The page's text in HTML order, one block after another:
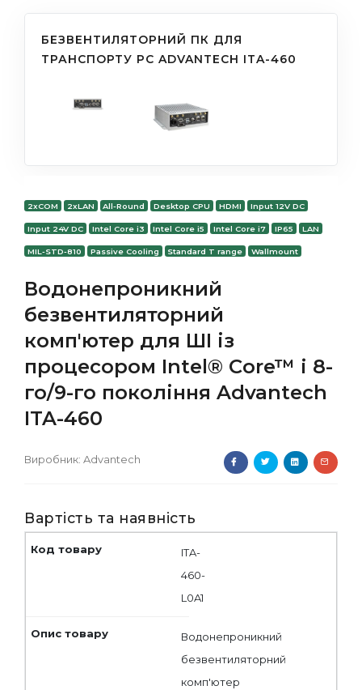
БЕЗВЕНТИЛЯТОРНИЙ ПК ДЛЯ
ТРАНСПОРТУ PC ADVANTECH ITA-460
2xCOM 2xLAN All-Round Desktop CPU HDMI Input 12V DC
Input 24V DC Intel Core i3 Intel Core i5 Intel Core i7 IP65 LAN
MIL-STD-810 Passive Cooling Standard T range Wallmount
Водонепроникний
безвентиляторний
комп'ютер для ШІ із
процесором Intel® Core™ i 8-
го/9-го покоління Advantech
ITA-460
Виробник: Advantech
Вартість та наявність
ITA-
460-
L0A1
Водонепроникний
безвентиляторний
комп'ютер